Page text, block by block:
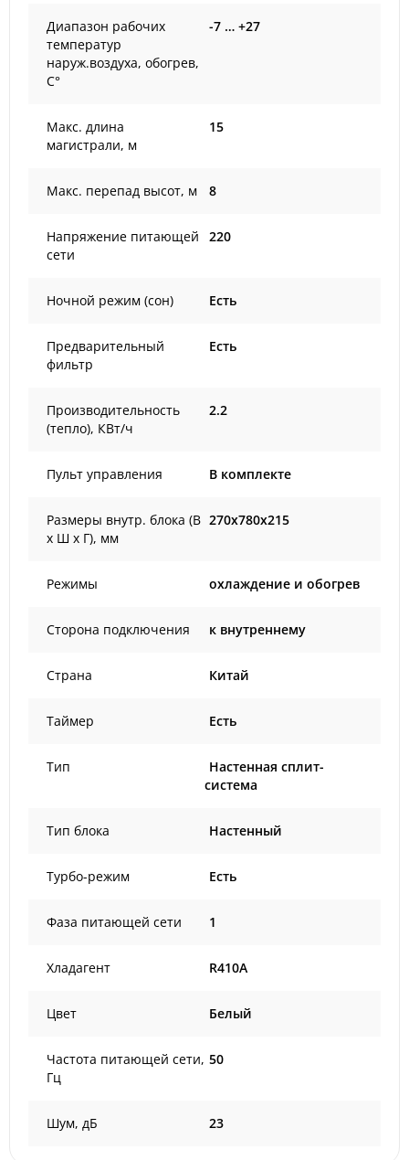
Диапазон рабочих
температур
наруж.воздуха, обогрев,
С°
-7 … +27
Макс. длина
магистрали, м
15
Макс. перепад высот, м 8
Напряжение питающей
сети
220
Ночной режим (сон) Есть
Предварительный
фильтр
Есть
Производительность
(тепло), КВт/ч
2.2
Пульт управления В комплекте
Размеры внутр. блока (В
х Ш х Г), мм
270x780x215
Режимы охлаждение и обогрев
Сторона подключения к внутреннему
Страна Китай
Таймер Есть
Тип
Настенная сплит-
система
Тип блока Настенный
Турбо-режим Есть
Фаза питающей сети 1
Хладагент R410A
Цвет Белый
Частота питающей сети,
Гц
50
Шум, дБ 23